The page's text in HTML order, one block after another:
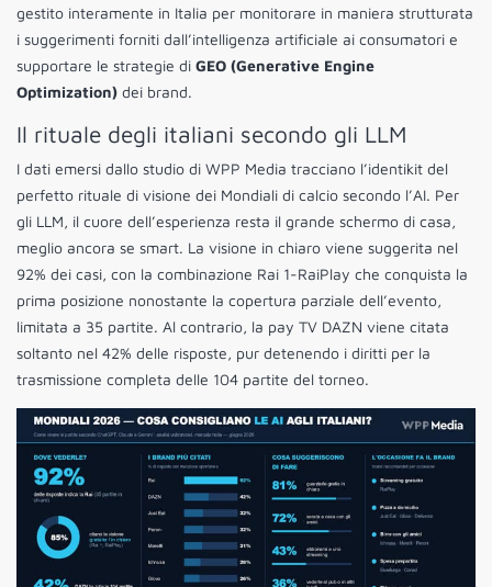
gestito interamente in Italia per monitorare in maniera strutturata
i suggerimenti forniti dall’intelligenza artificiale ai consumatori e
supportare le strategie di GEO (Generative Engine
Optimization) dei brand.
Il rituale degli italiani secondo gli LLM
I dati emersi dallo studio di WPP Media tracciano l’identikit del
perfetto rituale di visione dei Mondiali di calcio secondo l’AI. Per
gli LLM, il cuore dell’esperienza resta il grande schermo di casa,
meglio ancora se smart. La visione in chiaro viene suggerita nel
92% dei casi, con la combinazione Rai 1-RaiPlay che conquista la
prima posizione nonostante la copertura parziale dell’evento,
limitata a 35 partite. Al contrario, la pay TV DAZN viene citata
soltanto nel 42% delle risposte, pur detenendo i diritti per la
trasmissione completa delle 104 partite del torneo.